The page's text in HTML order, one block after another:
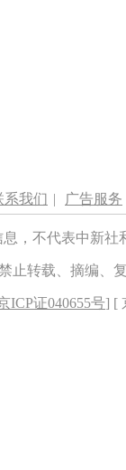
系我们 | 广告服务
，不代表中新
止转载、摘编、
ICP证040655号] [